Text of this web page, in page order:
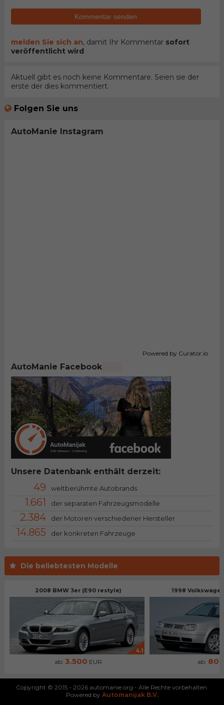
Die beliebtesten Modelle
2008 BMW 3er (E90 restyle)
4.1
ab: 3.500 EUR
1998
ab: 800
Kommentar senden
melden Sie sich an, damit Ihr Kommentar sofort
veröffentlicht wird
Aktuell gibt es noch keine Kommentare. Seien sie der
erste der dies kommentiert.
Folgen Sie uns
AutoManie Instagram
Powered by Curator.io
AutoManie Facebook
Unsere Datenbank enthält derzeit:
49 weltberühmte Autobrands
1.661 der separaten Fahrzeugsmodelle
2.384 der Motoren verschiedener Hersteller
14.865 der konkreten Fahrzeuge
Copyright © 2015 - 2026 automanie.org - Alle Rechte vorbehalten.
Powered by Automanijak B.V.